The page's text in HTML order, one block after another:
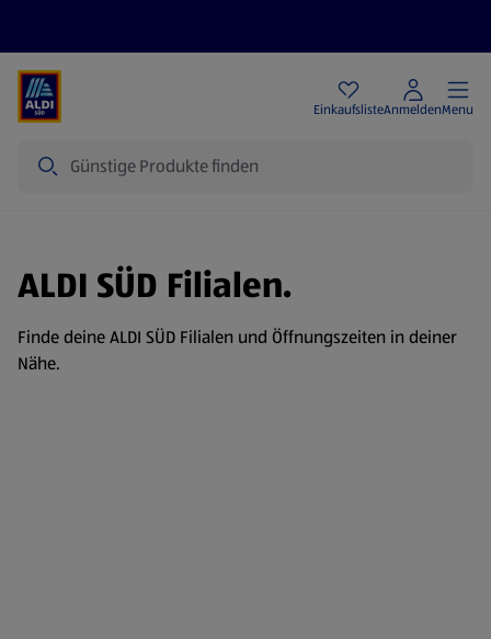
EinkaufslisteAnmeldenMenu
ALDI SÜD Filialen.
Finde deine ALDI SÜD Filialen und Öffnungszeiten in deiner
Nähe.